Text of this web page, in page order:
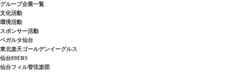
グループ企業一覧
文化活動
環境活動
スポンサー活動
ベガルタ仙台
東北楽天ゴールデンイーグルス
仙台89ERS
仙台フィル管弦楽団